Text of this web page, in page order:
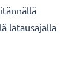
latausajalla